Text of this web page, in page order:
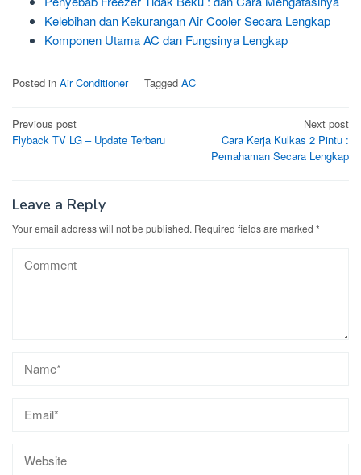
Kelebihan dan Kekurangan Air Cooler Secara Lengkap
Komponen Utama AC dan Fungsinya Lengkap
Posted in Air Conditioner Tagged AC
Post
navigation
Previous post
Flyback TV LG – Update Terbaru
Next post
Cara Kerja Kulkas 2 Pintu :
Pemahaman Secara Lengkap
Leave a Reply
Your email address will not be published. Required fields are marked *